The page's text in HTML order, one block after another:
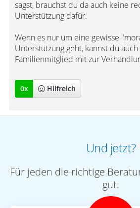
sagst, brauchst du da auch keine
Unterstützung dafür.
Wenn es nur um eine gewisse
Unterstützung geht, kannst du
Familienmitglied mit zur
0x Hilfreich
Und jetzt?
Für jeden die richtige
gut.